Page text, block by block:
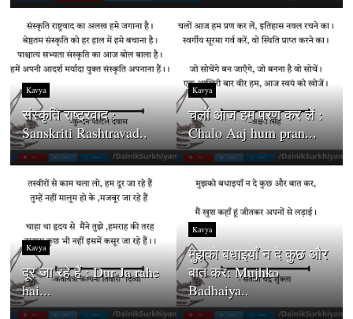
Kavya
संस्कृति राष्ट्रवाद :
Sanskriti Rashtravad..
Kavya
चलों आज हम प्रण कर लें :
Chalo Aaj hum pran...
Kavya
दूर जा रहे हैं : Dur Ja rahe
hai...
Kavya
मुझको बधाइयाँ न दे कुछ और
बात कर: Mujhko
Badhaiya..